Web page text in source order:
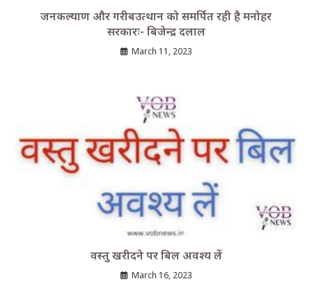
जनकल्याण और गरीबउत्थान को समर्पित रही है मनोहर
सरकारः- बिजेन्द्र दलाल
March 11, 2023
वस्तु खरीदने पर बिल अवश्य लें
March 16, 2023